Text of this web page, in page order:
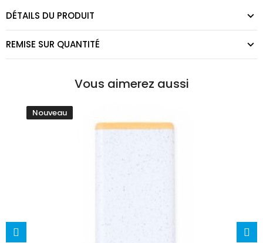
DÉTAILS DU PRODUIT
REMISE SUR QUANTITÉ
Vous aimerez aussi
Nouveau